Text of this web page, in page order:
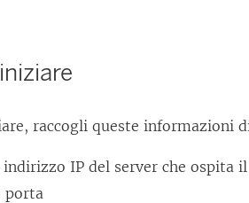
raccogli queste informazioni
indirizzo IP del server che ospita
porta